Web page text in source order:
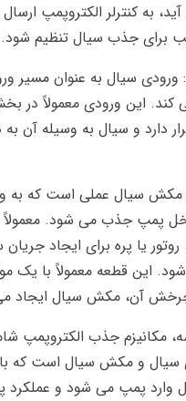
به کنترلر الکتروپمپ
برای جذب سیال تنظیم شود.
ورودی سیال به عنوان مسیر
این ورودی معمولاً در
دارد و سیال به وسیله آن
سیال عملی است که به
پمپ جذب می شود. معمولاً
یا پره برای ایجاد
این قطعه معمولاً با یک
آن، مکش سیال ایجاد
مکانیزم جذب الکتروپمپ
سیال و مکش سیال است که
وارد پمپ می شود و عملکرد